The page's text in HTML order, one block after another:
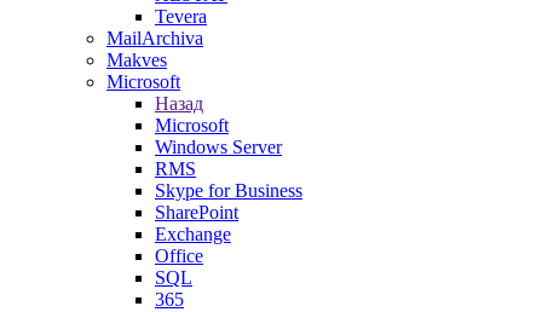
Tevera
MailArchiva
Makves
Microsoft
Назад
Microsoft
Windows Server
RMS
Skype for Business
SharePoint
Exchange
Office
SQL
365